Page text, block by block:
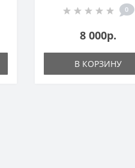
0
8 000р.
В КОРЗИНУ